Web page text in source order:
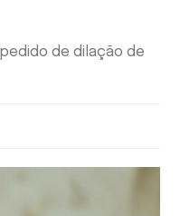
de dilação de